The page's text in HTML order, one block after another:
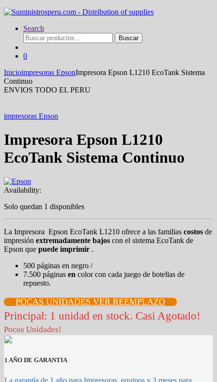
Search
Buscar
por:
Buscar
0
Inicioimpresoras EpsonImpresora Epson L1210 EcoTank Sistema
Continuo
ENVIOS TODO EL PERU
impresoras Epson
Impresora Epson L1210
EcoTank Sistema Continuo
Availability:
Solo quedan 1 disponibles
La Impresora Epson EcoTank L1210 ofrece a las familias costos de
impresión extremadamente bajos con el sistema EcoTank de
Epson que puede imprimir .
500 páginas en negro /
7.500 páginas en color con cada juego de botellas de
repuesto.
POCAS UNIDADES VER REEMPLAZO
Principal: 1 unidad en stock. Casi Agotado!
Pocos Unidades!
1 AÑO DE GARANTIA